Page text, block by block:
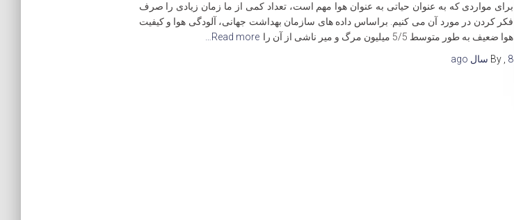
برای مواردی که به عنوان حیاتی به عنوان هوا مهم است، تعداد کمی از ما زمان زیادی را صرف
فکر کردن در مورد آن می کنیم. براساس داده های سازمان بهداشت جهانی، آلودگی هوا و کیفیت
هوا ضعیف به طور متوسط 5/5 میلیون مرگ و میر ناشی از آن را
Read more…
By
8 سال